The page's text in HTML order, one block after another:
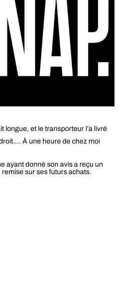
longue, et le transporteur l’a livré
À une heure de chez moi
ayant donné son avis a reçu un
sur ses futurs achats.